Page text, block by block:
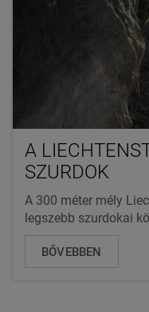
A
SZURDOK
A 300 méter mély
legszebb szurdokai
BŐVEBBEN